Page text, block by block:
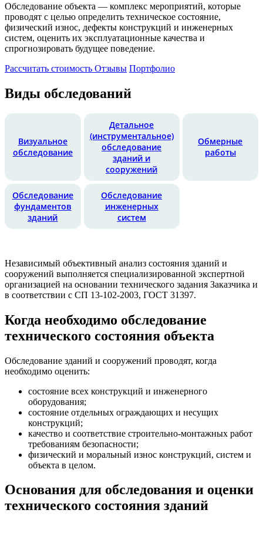
Обследование объекта — комплекс мероприятий, которые
проводят с целью определить техническое состояние,
физический износ, дефекты конструкций и инженерных
систем, оценить их эксплуатационные качества и
спрогнозировать будущее поведение.
Рассчитать стоимость Отзывы Портфолио
Виды обследований
Визуальное
обследование
Детальное
(инструментальное)
обследование
зданий и
сооружений
Обмерные
работы
Обследование
фундаментов
зданий
Обследование
инженерных
систем
Независимый объективный анализ состояния зданий и
сооружений выполняется специализированной экспертной
организацией на основании технического задания Заказчика и
в соответствии с СП 13-102-2003, ГОСТ 31397.
Когда необходимо обследование
технического состояния объекта
Обследование зданий и сооружений проводят, когда
необходимо оценить:
состояние всех конструкций и инженерного
оборудования;
состояние отдельных ограждающих и несущих
конструкций;
качество и соответствие строительно-монтажных работ
требованиям безопасности;
физический и моральный износ конструкций, систем и
объекта в целом.
Основания для обследования и оценки
технического состояния зданий